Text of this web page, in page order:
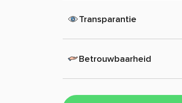
Transparantie
Betrouwbaarheid